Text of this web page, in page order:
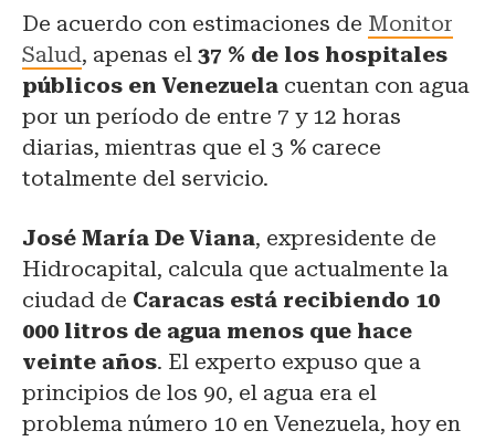
De acuerdo con estimaciones de Monitor
Salud, apenas el 37 % de los hospitales
públicos en Venezuela cuentan con agua
por un período de entre 7 y 12 horas
diarias, mientras que el 3 % carece
totalmente del servicio.
José María De Viana, expresidente de
Hidrocapital, calcula que actualmente la
ciudad de Caracas está recibiendo 10
000 litros de agua menos que hace
veinte años. El experto expuso que a
principios de los 90, el agua era el
problema número 10 en Venezuela, hoy en